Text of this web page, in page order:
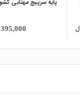
ریال
دوشاخه برق سیار